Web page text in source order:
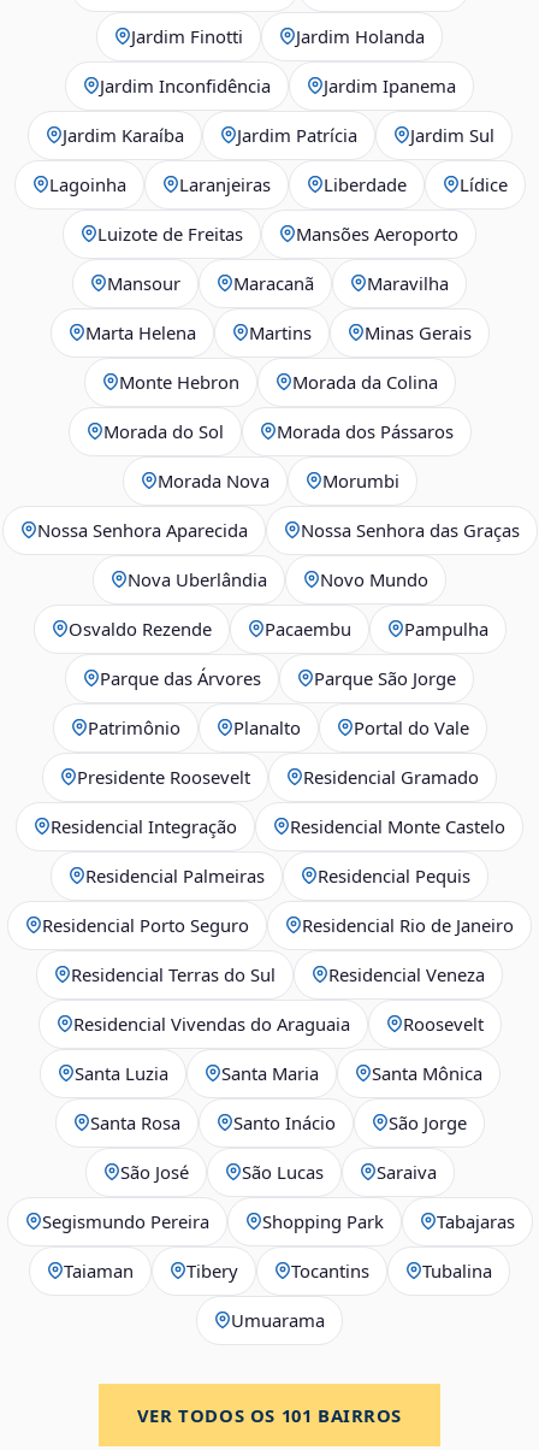
Jardim Finotti Jardim Holanda
Jardim Inconfidência Jardim Ipanema
Jardim Karaíba Jardim Patrícia Jardim Sul
Lagoinha Laranjeiras Liberdade Lídice
Luizote de Freitas Mansões Aeroporto
Mansour Maracanã Maravilha
Marta Helena Martins Minas Gerais
Monte Hebron Morada da Colina
Morada do Sol Morada dos Pássaros
Morada Nova Morumbi
Nossa Senhora Aparecida Nossa Senhora das Graças
Nova Uberlândia Novo Mundo
Osvaldo Rezende Pacaembu Pampulha
Parque das Árvores Parque São Jorge
Patrimônio Planalto Portal do Vale
Presidente Roosevelt Residencial Gramado
Residencial Integração Residencial Monte Castelo
Residencial Palmeiras Residencial Pequis
Residencial Porto Seguro Residencial Rio de Janeiro
Residencial Terras do Sul Residencial Veneza
Residencial Vivendas do Araguaia Roosevelt
Santa Luzia Santa Maria Santa Mônica
Santa Rosa Santo Inácio São Jorge
São José São Lucas Saraiva
Segismundo Pereira Shopping Park Tabajaras
Taiaman Tibery Tocantins Tubalina
Umuarama
VER TODOS OS 101 BAIRROS